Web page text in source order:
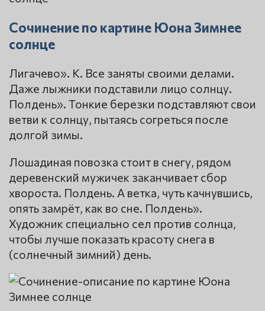
Сочинение по картине Юона Зимнее
солнце
Лигачево». К. Все заняты своими делами.
Даже лыжники подставили лицо солнцу.
Полдень». Тонкие березки подставляют свои
ветви к солнцу, пытаясь согреться после
долгой зимы.
Лошадиная повозка стоит в снегу, рядом
деревенский мужичек заканчивает сбор
хвороста. Полдень. А ветка, чуть качнувшись,
опять замрёт, как во сне. Полдень».
Художник специально сел против солнца,
чтобы лучше показать красоту снега в
(солнечный зимний) день.